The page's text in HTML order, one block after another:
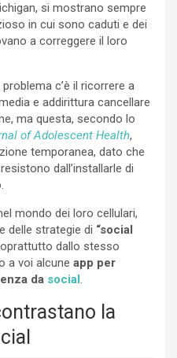
si mostrano sempre
in cui sono caduti e dei
a correggere il loro
c’è il ricorrere a
e addirittura cancellare
ma questa, secondo lo
of Adolescent Health,
temporanea, dato che
dall’installarle di
mondo dei loro cellulari,
delle strategie di “social
dallo stesso
a voi alcune app per
da social .
la